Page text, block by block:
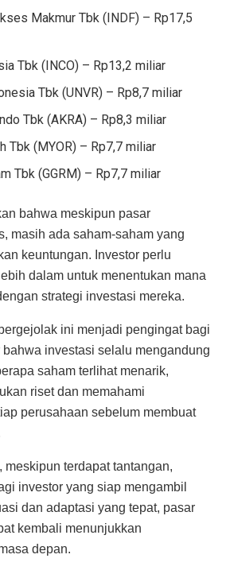
Makmur Tbk (INDF) – Rp17,5
Tbk (INCO) – Rp13,2 miliar
Tbk (UNVR) – Rp8,7 miliar
Tbk (AKRA) – Rp8,3 miliar
Tbk (MYOR) – Rp7,7 miliar
Tbk (GGRM) – Rp7,7 miliar
bahwa meskipun pasar
masih ada saham-saham yang
keuntungan. Investor perlu
dalam untuk menentukan mana
strategi investasi mereka.
ini menjadi pengingat bagi
investasi selalu mengandung
saham terlihat menarik,
riset dan memahami
perusahaan sebelum membuat
meskipun terdapat tantangan,
investor yang siap mengambil
dan adaptasi yang tepat, pasar
kembali menunjukkan
depan.